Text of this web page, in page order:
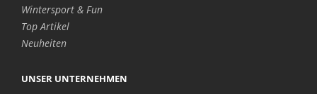
Wintersport & Fun
Top Artikel
Neuheiten
UNSER UNTERNEHMEN